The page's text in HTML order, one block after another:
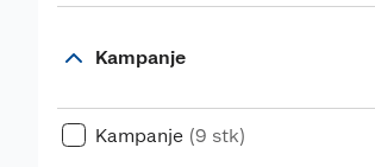
Kampanje
Kampanje (9 stk)